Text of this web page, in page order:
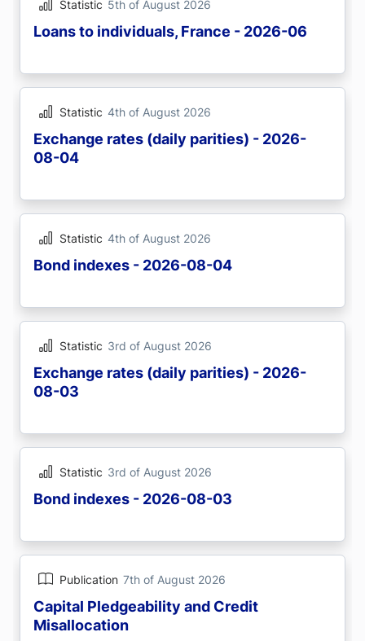
Statistic 5th of August 2026
Loans to individuals, France - 2026-06
Statistic 4th of August 2026
Exchange rates (daily parities) - 2026-
08-04
Statistic 4th of August 2026
Bond indexes - 2026-08-04
Statistic 3rd of August 2026
Exchange rates (daily parities) - 2026-
08-03
Statistic 3rd of August 2026
Bond indexes - 2026-08-03
Publication 7th of August 2026
Capital Pledgeability and Credit
Misallocation